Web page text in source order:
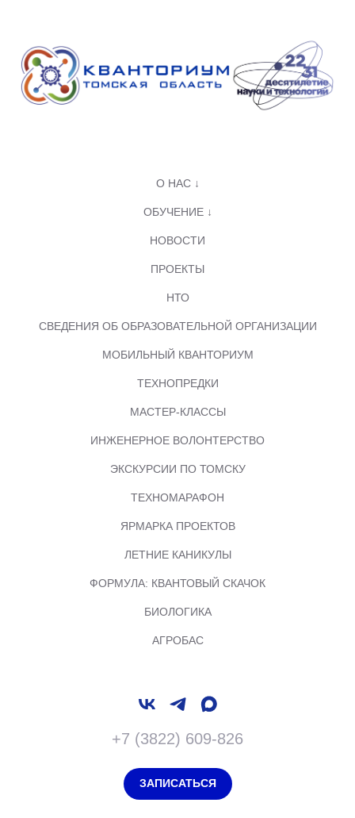
О НАС ↓
ОБУЧЕНИЕ ↓
НОВОСТИ
ПРОЕКТЫ
НТО
СВЕДЕНИЯ ОБ ОБРАЗОВАТЕЛЬНОЙ ОРГАНИЗАЦИИ
МОБИЛЬНЫЙ КВАНТОРИУМ
ТЕХНОПРЕДКИ
МАСТЕР-КЛАССЫ
ИНЖЕНЕРНОЕ ВОЛОНТЕРСТВО
ЭКСКУРСИИ ПО ТОМСКУ
ТЕХНОМАРАФОН
ЯРМАРКА ПРОЕКТОВ
ЛЕТНИЕ КАНИКУЛЫ
ФОРМУЛА: КВАНТОВЫЙ СКАЧОК
БИОЛОГИКА
АГРОБАС
+7 (3822) 609-826
ЗАПИСАТЬСЯ